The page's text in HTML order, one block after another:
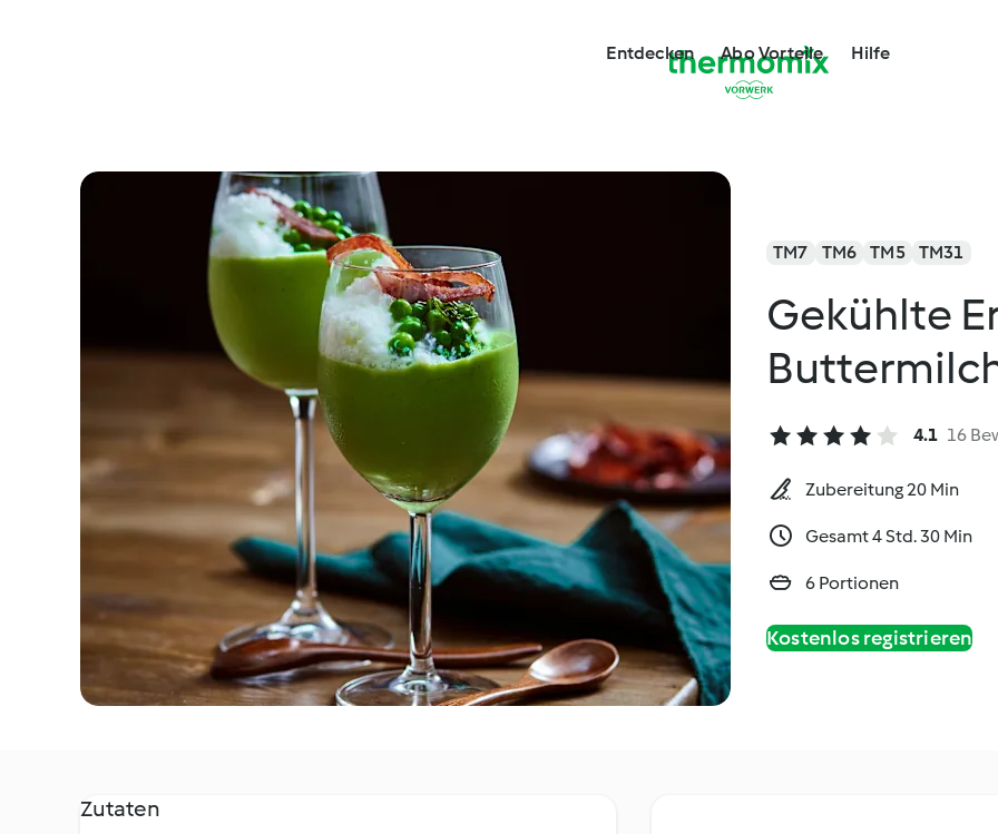
Entdecken Abo Vorteile Hilfe
TM7 TM6 TM5 TM31
Gekühlte
4.1 16
Zubereitung 20 Min
Gesamt 4 Std. 30 Min
6 Portionen
Kostenlos registrieren
Zutaten